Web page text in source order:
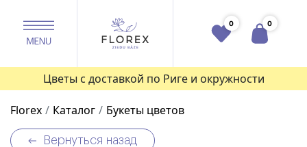
0 0
Цветы с доставкой по Риге и окружности
Florex Каталог Букеты цветов
Вернуться назад